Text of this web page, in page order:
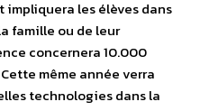
impliquera les élèves dans
famille ou de leur
concernera 10.000
même année verra
technologies dans la